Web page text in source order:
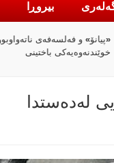
بیروڕا